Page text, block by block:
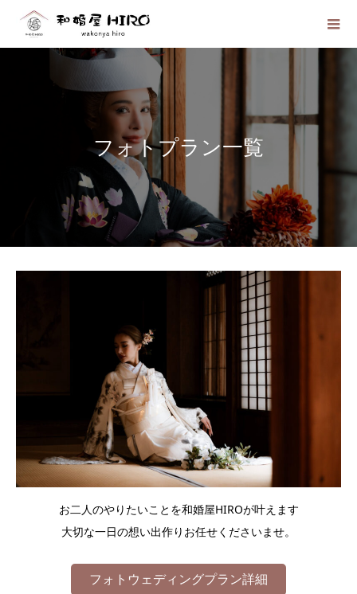
フォトプラン一覧
お二人のやりたいことを和婚屋HIROが叶えます
大切な一日の想い出作りお任せくださいませ。
フォトウェディングプラン詳細